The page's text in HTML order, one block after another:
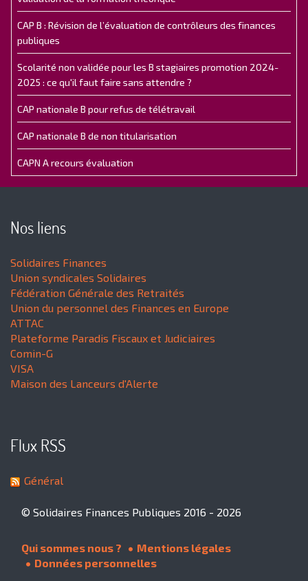
CAP B : Révision de l’évaluation de contrôleurs des finances
publiques
Scolarité non validée pour les B stagiaires promotion 2024-
2025 : ce qu'il faut faire sans attendre ?
CAP nationale B pour refus de télétravail
CAP nationale B de non titularisation
CAPN A recours évaluation
Nos liens
Solidaires Finances
Union syndicales Solidaires
Fédération Générale des Retraités
Union du personnel des Finances en Europe
ATTAC
Plateforme Paradis Fiscaux et Judiciaires
Comin-G
VISA
Maison des Lanceurs d'Alerte
Flux RSS
Général
© Solidaires Finances Publiques 2016 - 2026
Qui sommes nous ?
Mentions légales
Données personnelles